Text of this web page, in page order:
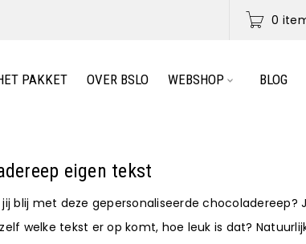
0
PAKKET OVER BSLO WEBSHOP BLOG
eigen tekst
blij met deze gepersonaliseerde chocoladereep?
welke tekst er op komt, hoe leuk is dat?